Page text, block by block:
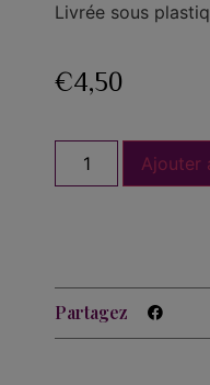
Livrée sous
€4,50
Ajouter
Partagez